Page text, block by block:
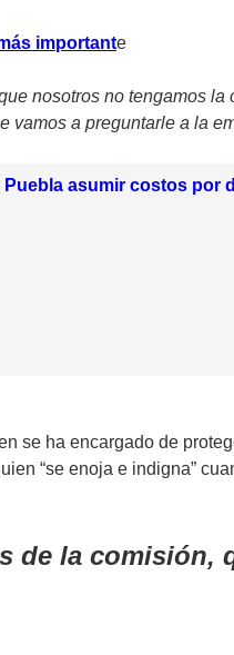
importante
nosotros no tengamos
vamos a preguntarle a la
asumir costos por
se ha encargado de
“se enoja e indigna”
de la comisión,